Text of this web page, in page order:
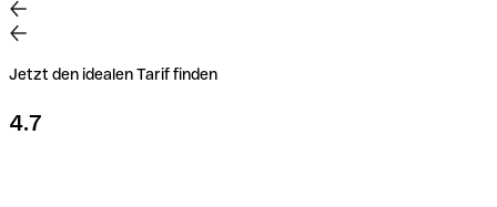
Jetzt den idealen Tarif finden
4.7